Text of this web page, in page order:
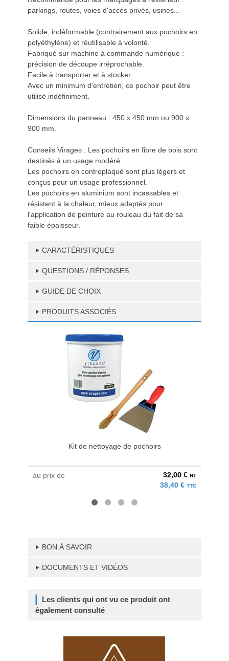
parkings, routes, voies d'accès privés, usines...
Solide, indéformable (contrairement aux pochoirs en
polyéthylène) et réutilisable à volonté.
Fabriqué sur machine à commande numérique :
précision de découpe irréprochable.
Facile à transporter et à stocker.
Avec un minimum d'entretien, ce pochoir peut être
utilisé indéfiniment.
Dimensions du panneau : 450 x 450 mm ou 900 x
900 mm.
Conseils Virages : Les pochoirs en fibre de bois sont
destinés à un usage modéré.
Les pochoirs en contreplaqué sont plus légers et
conçus pour un usage professionnel.
Les pochoirs en aluminium sont incassables et
résistent à la chaleur, mieux adaptés pour
l'application de peinture au rouleau du fait de sa
faible épaisseur.
CARACTÉRISTIQUES
QUESTIONS / RÉPONSES
GUIDE DE CHOIX
PRODUITS ASSOCIÉS
Kit de nettoyage de pochoirs
au prix de 32,00 € HT
38,40 € TTC
BON À SAVOIR
DOCUMENTS ET VIDÉOS
Les clients qui ont vu ce produit ont
également consulté